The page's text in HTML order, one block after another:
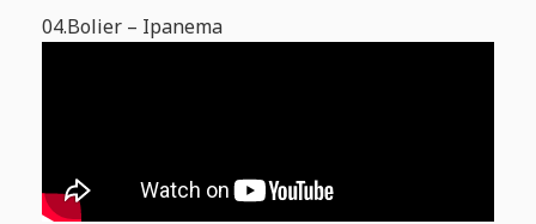
04.Bolier – Ipanema